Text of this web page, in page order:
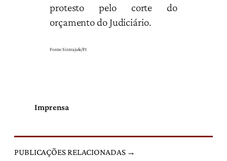
protesto pelo corte do
orçamento do Judiciário.
Fonte: Sintrajufe/PI
Imprensa
PUBLICAÇÕES RELACIONADAS →